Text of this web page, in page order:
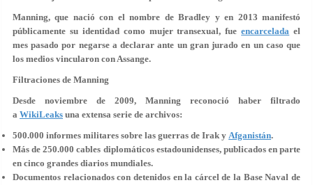
Manning, que nació con el nombre de Bradley y en 2013 manifestó
públicamente su identidad como mujer transexual, fueencarcelada el
mes pasado por negarse a declarar ante un gran jurado en un caso que
los medios vincularon con Assange.
Filtraciones de Manning
Desde noviembre de 2009, Manning reconoció haber filtrado
a WikiLeaks una extensa serie de archivos:
500.000 informes militares sobre las guerras de Irak y Afganistán.
Más de 250.000 cables diplomáticos estadounidenses, publicados en parte
en cinco grandes diarios mundiales.
Documentos relacionados con detenidos en la cárcel de la Base Naval de